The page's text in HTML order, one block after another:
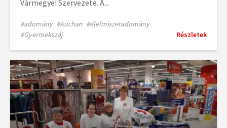
Vármegyei Szervezete. A...
#adomány #Auchan #élelmiszeradomány
#Gyermekszáj
Részletek